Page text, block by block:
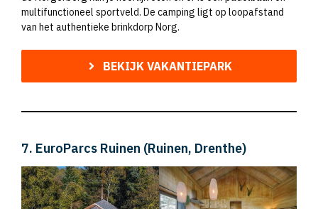
multifunctioneel sportveld. De camping ligt op loopafstand
van het authentieke brinkdorp Norg.
BEKIJK VAKANTIEPARK
7. EuroParcs Ruinen (Ruinen, Drenthe)